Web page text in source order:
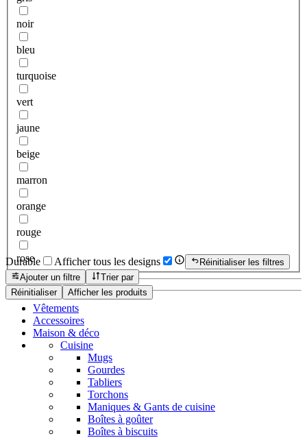
noir
bleu
turquoise
vert
jaune
beige
marron
orange
rouge
rose
Réinitialiser Afficher les produits
Durable Afficher tous les designs
Réinitialiser les filtres
Ajouter un filtre
Trier par
Vêtements
Accessoires
Maison & déco
Cuisine
Mugs
Gourdes
Tabliers
Torchons
Maniques & Gants de cuisine
Boîtes à goûter
Boîtes à biscuits